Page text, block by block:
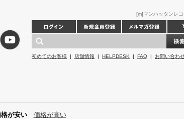
[m]マンハッタンレ
初めてのお客様 | 店舗情報 | HELPDESK | FAQ | お問い合わ
が安い
価格が高い